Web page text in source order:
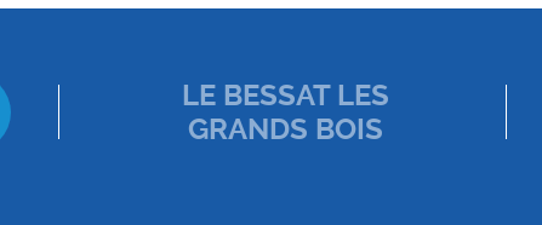
LE BESSAT LES
GRANDS BOIS